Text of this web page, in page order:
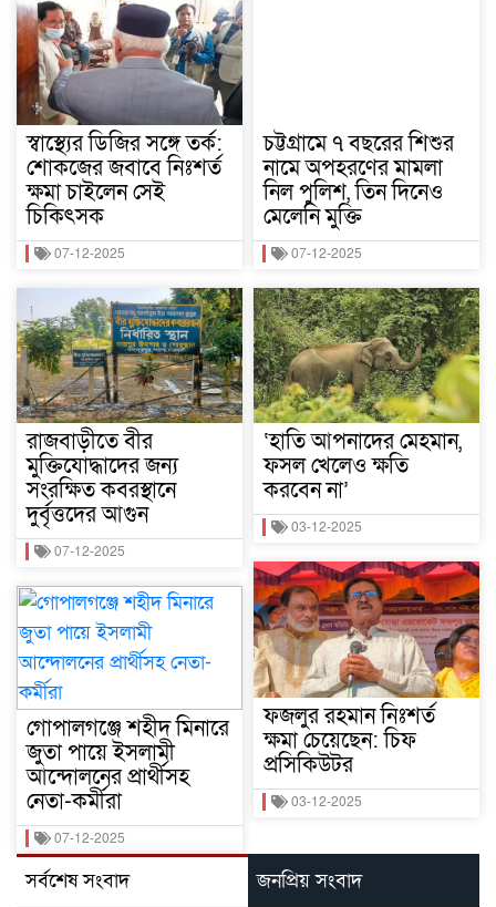
স্বাস্থ্যের ডিজির সঙ্গে তর্ক:
শোকজের জবাবে নিঃশর্ত
ক্ষমা চাইলেন সেই
চিকিৎসক
07-12-2025
রাজবাড়ীতে বীর
মুক্তিযোদ্ধাদের জন্য
সংরক্ষিত কবরস্থানে
দুর্বৃত্তদের আগুন
07-12-2025
গোপালগঞ্জে শহীদ মিনারে
জুতা পায়ে ইসলামী
আন্দোলনের প্রার্থীসহ
নেতা-কর্মীরা
07-12-2025
চট্টগ্রামে ৭ বছরের শিশুর
নামে অপহরণের মামলা
নিল পুলিশ, তিন দিনেও
মেলেনি মুক্তি
07-12-2025
‘হাতি আপনাদের মেহমান,
ফসল খেলেও ক্ষতি
করবেন না’
03-12-2025
ফজলুর রহমান নিঃশর্ত
ক্ষমা চেয়েছেন: চিফ
প্রসিকিউটর
03-12-2025
সর্বশেষ সংবাদ জনপ্রিয় সংবাদ